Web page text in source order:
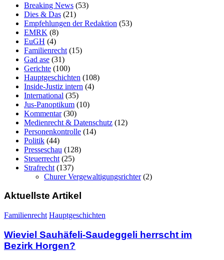
Breaking News (53)
Dies & Das (21)
Empfehlungen der Redaktion (53)
EMRK (8)
EuGH (4)
Familienrecht (15)
Gad ase (31)
Gerichte (100)
Hauptgeschichten (108)
Inside-Justiz intern (4)
International (35)
Jus-Panoptikum (10)
Kommentar(30)
Medienrecht & Datenschutz (12)
Personenkontrolle (14)
Politik (44)
Presseschau (128)
Steuerrecht (25)
Strafrecht (137)
Churer Vergewaltigungsrichter(2)
Aktuellste Artikel
Familienrecht Hauptgeschichten
Wieviel Sauhäfeli-Saudeggeli herrscht im
Bezirk Horgen?